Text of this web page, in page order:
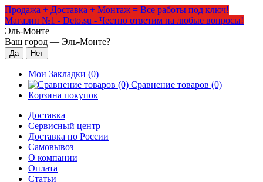
Продажа + Доставка + Монтаж = Все работы под ключ!
Магазин №1 - Deto.su - Честно ответим на любые вопросы!
Эль-Монте
Ваш город — Эль-Монте?
Мои Закладки (0)
Сравнение товаров (0)
Корзина покупок
Доставка
Сервисный центр
Доставка по России
Самовывоз
О компании
Оплата
Статьи